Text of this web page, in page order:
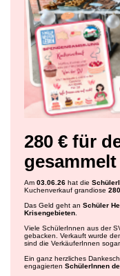
280 € für
gesammelt
Am 03.06.26 hat die
Kuchenverkauf grandiose
Das Geld geht an Schüler
Krisengebieten
Viele SchülerInnen aus der
gebacken. Verkauft wurde
sind die VerkäuferInnen
Ein ganz herzliches
engagierten SchülerInnen